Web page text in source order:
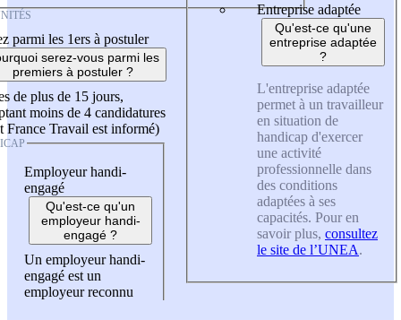
parmi les 1ers à postuler
serez-vous parmi les
premiers à postuler ?
de plus de 15 jours,
moins de 4 candidatures
France Travail est informé)
Employeur handi-
engagé
Qu'est-ce qu'un
employeur handi-
engagé ?
Un employeur handi-
engagé est un
employeur reconnu
Entreprise adaptée
Qu'est-ce qu'une
entreprise adaptée
?
L'entreprise adaptée
permet à un travailleur
en situation de
handicap d'exercer
une activité
professionnelle dans
des conditions
adaptées à ses
capacités. Pour en
savoir plus, consultez
le site de l’UNEA.